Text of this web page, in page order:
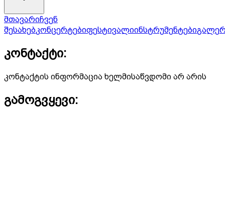
მთავარიჩვენ
შესახებკონცერტებიფესტივალიინსტრუმენტები
კონტაქტი:
კონტაქტის ინფორმაცია ხელმისაწვდომი არ არის
გამოგვყევი: